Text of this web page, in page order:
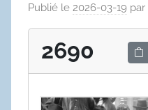
Publié le 2026-03-19 par
2690